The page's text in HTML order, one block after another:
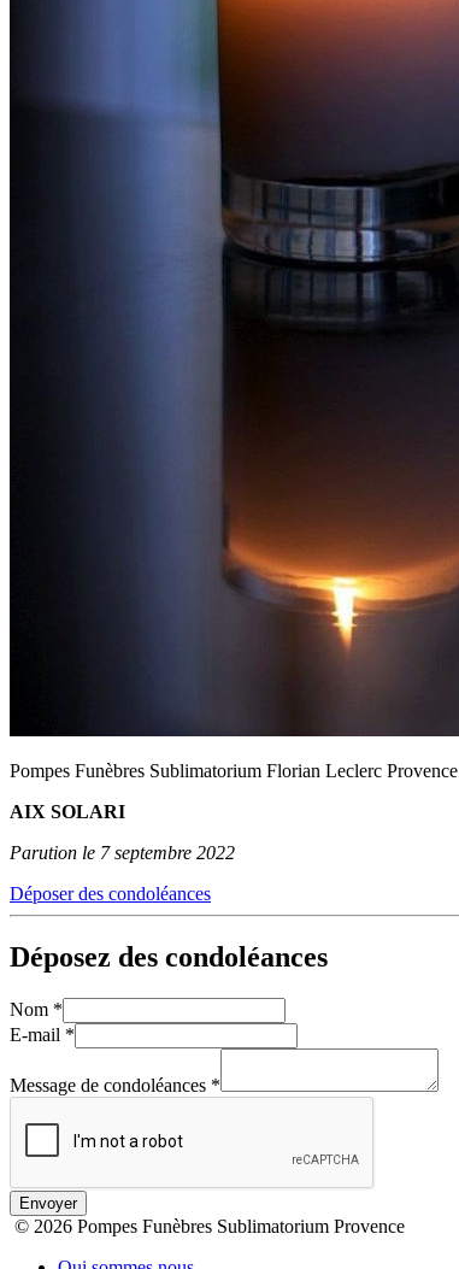
Pompes Funèbres Sublimatorium Florian Leclerc Provence
AIX SOLARI
Parution le 7 septembre 2022
Déposer des condoléances
Déposez des condoléances
Nom *
E-mail *
Message de condoléances *
Envoyer
© 2026 Pompes Funèbres Sublimatorium Provence